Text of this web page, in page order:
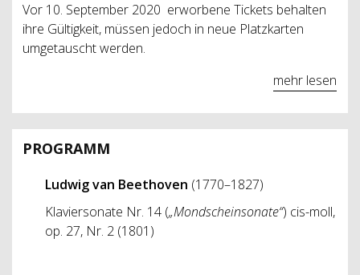
Vor 10. September 2020 erworbene Tickets behalten
ihre Gültigkeit, müssen jedoch in neue Platzkarten
umgetauscht werden.
mehr lesen
PROGRAMM
Ludwig van Beethoven (1770–1827)
Klaviersonate Nr. 14 („Mondscheinsonate“) cis-moll,
op. 27, Nr. 2 (1801)